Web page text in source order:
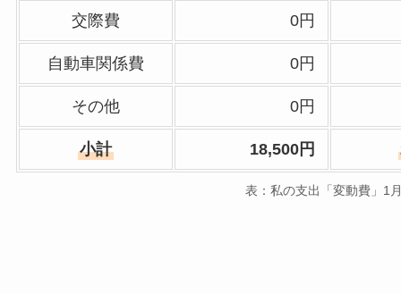
交際費 0円
自動車関係費 0円
その他 0円
小計 18,500円
表：私の支出「変動費」1